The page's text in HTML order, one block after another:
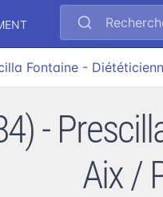
Fontaine -
-
Aix /